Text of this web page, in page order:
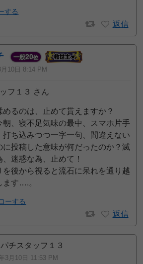
する
返信
一般20位
月10日 8:14 PM
フ１３ さん
めるのは、止めて貰えますか？
朝、寝不足気味の最中、スマホ片手
打ち込みつつ一字一句、間違えない
に投稿した意味が何だったのか？滅
迷惑な為、止めて！
を後から視ると流石に呆れを通り越
ます….。
ーする
返信
チスタッフ１３
3月10日 11:53 PM